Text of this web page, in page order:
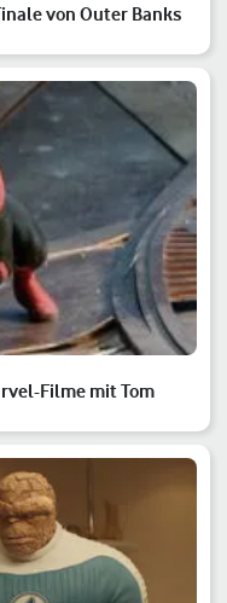
von Outer Banks
Filme mit Tom